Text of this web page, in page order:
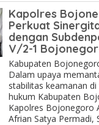
Kapolres
Perkuat
dengan
V/2-1
Kabupaten
Dalam upaya
stabilitas keamanan di
hukum Kabupaten
Kapolres Bojonegoro
Afrian Satya Permadi,